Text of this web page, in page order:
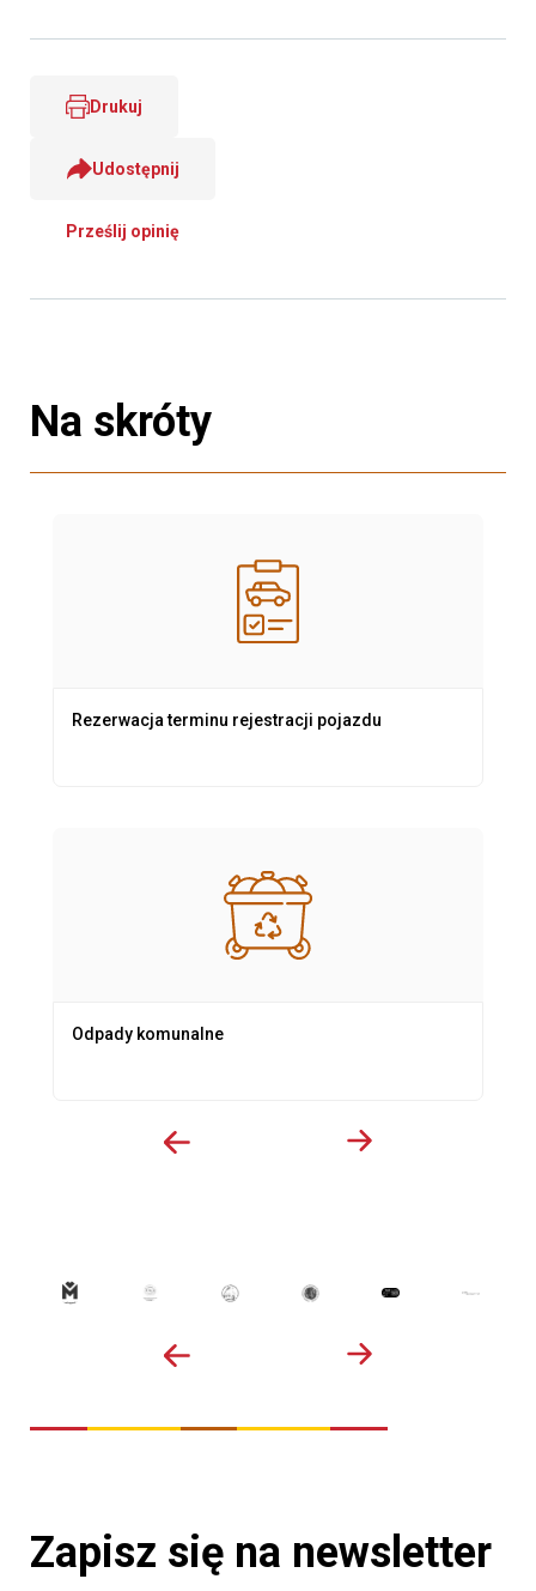
Drukuj
Udostępnij
Prześlij opinię
Na skróty
Rezerwacja terminu rejestracji pojazdu
Odpady komunalne
Zapisz się na newsletter